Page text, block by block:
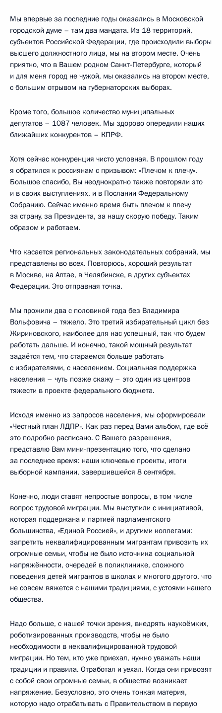
Мы впервые за последние годы оказались в Московской
городской думе – там два мандата. Из 18 территорий,
субъектов Российской Федерации, где происходили выборы
высшего должностного лица, мы на втором месте. Очень
приятно, что в Вашем родном Санкт-Петербурге, который
и для меня город не чужой, мы оказались на втором месте,
с большим отрывом на губернаторских выборах.
Кроме того, большое количество муниципальных
депутатов – 1087 человек. Мы здорово опередили наших
ближайших конкурентов – КПРФ.
Хотя сейчас конкуренция чисто условная. В прошлом году
я обратился к россиянам с призывом: «Плечом к плечу».
Большое спасибо, Вы неоднократно также повторяли это
и в своих выступлениях, и в Послании Федеральному
Собранию. Сейчас именно время быть плечом к плечу
за страну, за Президента, за нашу скорую победу. Таким
образом и работаем.
Что касается региональных законодательных собраний, мы
представлены во всех. Повторюсь, хороший результат
в Москве, на Алтае, в Челябинске, в других субъектах
Федерации. Это отправная точка.
Мы прожили два с половиной года без Владимира
Вольфовича – тяжело. Это третий избирательный цикл без
Жириновского, наиболее для нас успешный, так что будем
работать дальше. И конечно, такой мощный результат
задаётся тем, что стараемся больше работать
с избирателями, с населением. Социальная поддержка
населения – чуть позже скажу – это один из центров
тяжести в проекте федерального бюджета.
Исходя именно из запросов населения, мы сформировали
«Честный план ЛДПР». Как раз перед Вами альбом, где всё
это подробно расписано. С Вашего разрешения,
представлю Вам мини-презентацию того, что сделано
за последнее время: наши ключевые проекты, итоги
выборной кампании, завершившейся 8 сентября.
Конечно, люди ставят непростые вопросы, в том числе
вопрос трудовой миграции. Мы выступили с инициативой,
которая поддержана и партией парламентского
большинства, «Единой Россией», и другими коллегами:
запретить неквалифицированным мигрантам привозить их
огромные семьи, чтобы не было источника социальной
напряжённости, очередей в поликлинике, сложного
поведения детей мигрантов в школах и многого другого, что
не совсем вяжется с нашими традициями, с устоями нашего
общества.
Надо больше, с нашей точки зрения, внедрять наукоёмких,
роботизированных производств, чтобы не было
необходимости в неквалифицированной трудовой
миграции. Но тем, кто уже приехал, нужно уважать наши
традиции и правила. Отработал и уехал. Когда они привозят
с собой свои огромные семьи, в обществе возникает
напряжение. Безусловно, это очень тонкая материя,
которую надо отрабатывать с Правительством в первую